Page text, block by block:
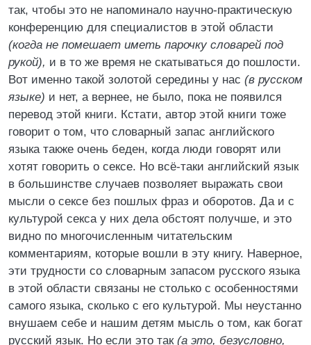
так, чтобы это не напоминало научно-практическую
конференцию для специалистов в этой области
(когда не помешает иметь парочку словарей под
рукой), и в то же время не скатываться до пошлости.
Вот именно такой золотой середины у нас (в русском
языке) и нет, а вернее, не было, пока не появился
перевод этой книги. Кстати, автор этой книги тоже
говорит о том, что словарный запас английского
языка также очень беден, когда люди говорят или
хотят говорить о сексе. Но всё-таки английский язык
в большинстве случаев позволяет выражать свои
мысли о сексе без пошлых фраз и оборотов. Да и с
культурой секса у них дела обстоят получше, и это
видно по многочисленным читательским
комментариям, которые вошли в эту книгу. Наверное,
эти трудности со словарным запасом русского языка
в этой области связаны не столько с особенностями
самого языка, сколько с его культурой. Мы неустанно
внушаем себе и нашим детям мысль о том, как богат
русский язык. Но если это так (а это, безусловно,